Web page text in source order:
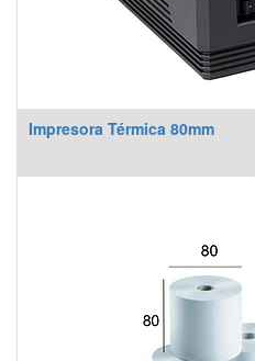
Impresora Térmica 80mm